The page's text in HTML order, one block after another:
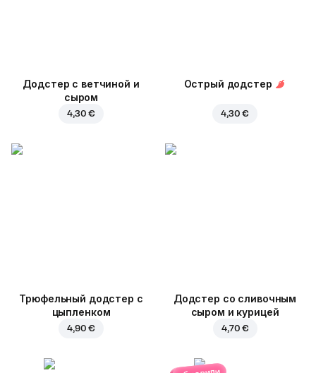
Додстер с ветчиной и
сыром
4,30 €
Острый додстер
4,30 €
Трюфельный додстер c
цыпленком
4,90 €
Додстер со сливочным
сыром и курицей
4,70 €